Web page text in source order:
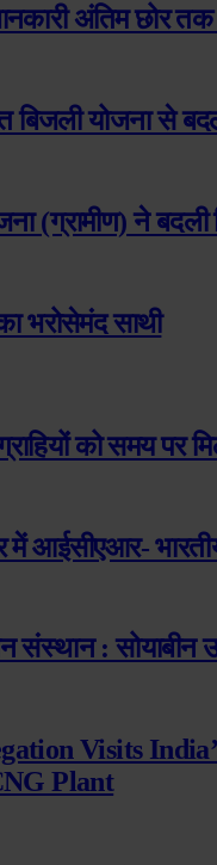
अंतिम छोर
बिजली योजना से
(ग्रामीण) ने बदली
भरोसेमंद साथी
को समय पर
में आईसीएआर-
संस्थान :
Visits
Plant